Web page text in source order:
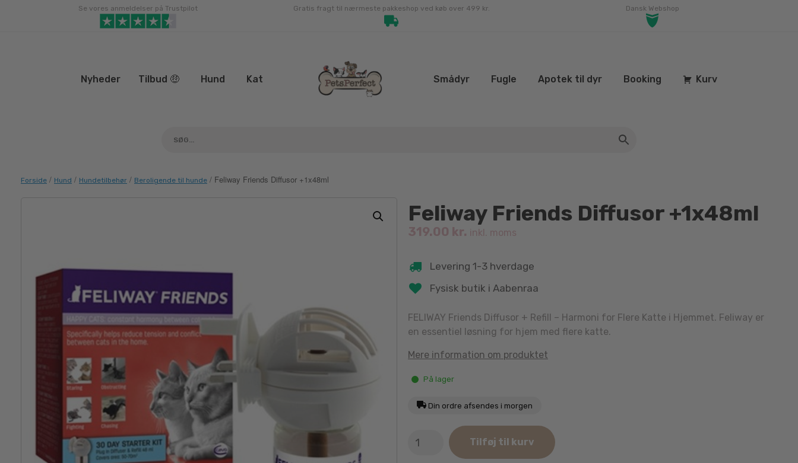
Se vores anmeldelser på Trustpilot Gratis fragt til nærmeste pakkeshop ved køb over 499 kr. Dansk Webshop
Nyheder Tilbud 🤑 Hund Kat Smådyr Fugle Apotek til dyr Booking Kurv
Forside / Hund / Hundetilbehør / Beroligende til hunde / Feliway Friends Diffusor +1x48ml
Feliway Friends Diffusor +1x48ml
319.00 kr. inkl. moms
Levering 1-3 hverdage
Fysisk butik i Aabenraa
FELIWAY Friends Diffusor + Refill – Harmoni for Flere Katte i Hjemmet. Feliway er
en essentiel løsning for hjem med flere katte.
Mere information om produktet
På lager
Din ordre afsendes i morgen
Friends
Tilføj til kurv